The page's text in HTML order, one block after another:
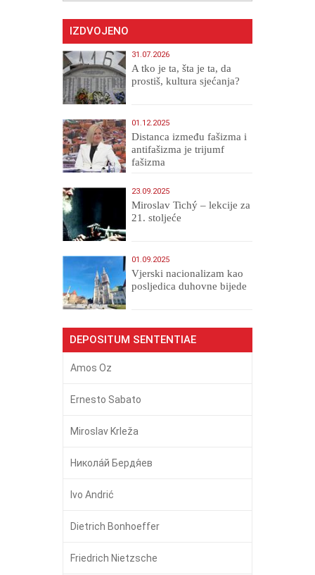
IZDVOJENO
31.07.2026
A tko je ta, šta je ta, da
prostiš, kultura sjećanja?
01.12.2025
Distanca između fašizma i
antifašizma je trijumf
fašizma
23.09.2025
Miroslav Tichý – lekcije za
21. stoljeće
01.09.2025
​Vjerski nacionalizam kao
posljedica duhovne bijede
DEPOSITUM SENTENTIAE
Amos Oz
Ernesto Sabato
Miroslav Krleža
Никола́й Бердя́ев
Ivo Andrić
Dietrich Bonhoeffer
Friedrich Nietzsche